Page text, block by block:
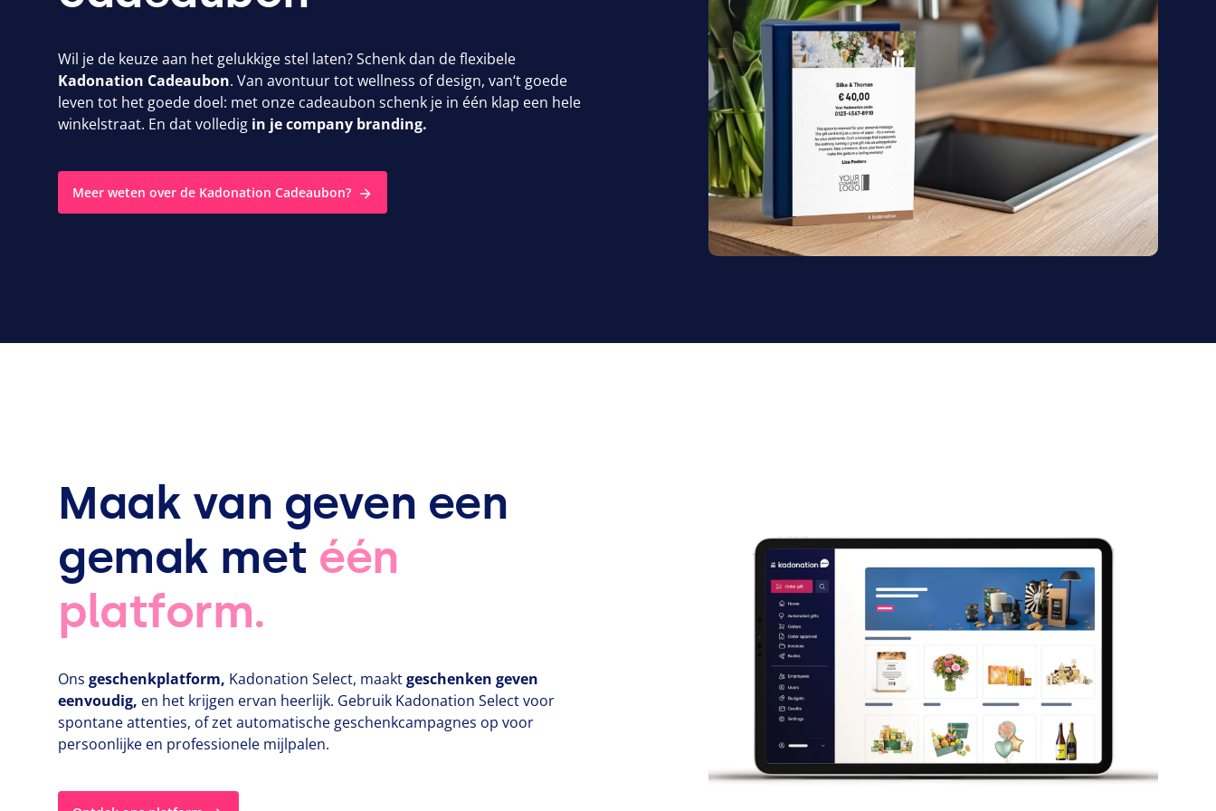
Wil je de keuze aan het gelukkige stel laten? Schenk dan de flexibele
Kadonation Cadeaubon. Van avontuur tot wellness of design, van​‘t goede
leven tot het goede doel: met onze cadeaubon schenk je in één klap een hele
winkelstraat. En dat volledig in je company branding.
Meer weten over de Kadonation Cadeaubon?
Maak van geven een
gemak met één
platform.
Ons geschenkplatform, Kadonation Select, maaktgeschenken geven
eenvoudig, en het krijgen ervan heerlijk. Gebruik Kadonation Select voor
spontane attenties, of zet automatische geschenkcampagnes op voor
persoonlijke en professionele mijlpalen.